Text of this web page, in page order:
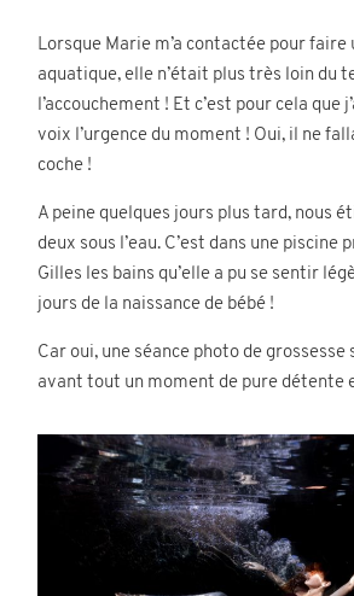
Lorsque Marie m’a contactée pour faire
aquatique, elle n’était plus très loin du
l’accouchement ! Et c’est pour cela que
voix l’urgence du moment ! Oui, il ne
coche !
A peine quelques jours plus tard, nous
deux sous l’eau. C’est dans une piscine
Gilles les bains qu’elle a pu se sentir
jours de la naissance de bébé !
Car oui, une séance photo de grossesse
avant tout un moment de pure détente
Contact
©2026 COPYRIGHT
Photography